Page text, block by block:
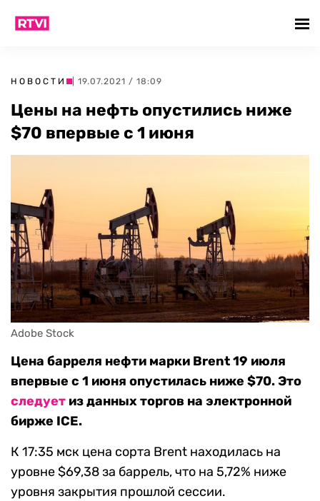
НОВОСТИ | 19.07.2021 / 18:09
Цены на нефть опустились ниже
$70 впервые с 1 июня
Adobe Stock
Цена барреля нефти марки Brent 19 июля
впервые с 1 июня опустилась ниже $70. Это
следует из данных торгов на электронной
бирже ICE.
К 17:35 мск цена сорта Brent находилась на
уровне $69,38 за баррель, что на 5,72% ниже
уровня закрытия прошлой сессии.